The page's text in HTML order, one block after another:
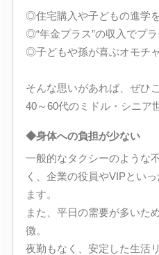
◎住宅購入や子どもの進学
◎“年金プラス”の収入でプ
◎子どもや孫が喜ぶオモチ
そんな思いがあれば、ぜひ
40～60代のミドル・シニア
◆身体への負担が少ない
一般的なタクシーのような
く、企業の役員やVIPとい
ます。
また、平日の需要が多いた
徴。
夜勤もなく、安定した生活